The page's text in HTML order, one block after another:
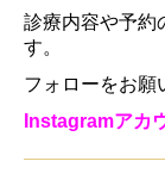
診療内容や予約
す。
フォローをお願
Instagramアカ